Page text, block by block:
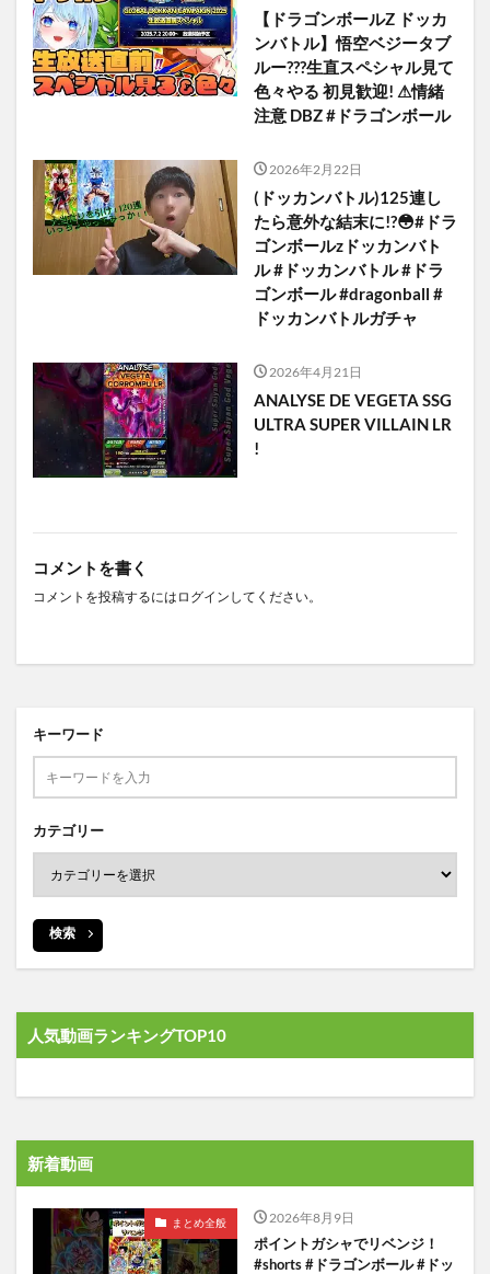
【ドラゴンボールZ ドッカ
ンバトル】悟空ベジータブ
ルー???生直スペシャル見て
色々やる 初見歓迎! ⚠情緒
注意 DBZ #ドラゴンボール
2026年2月22日
(ドッカンバトル)125連し
たら意外な結末に!?😳#ドラ
ゴンボールzドッカンバト
ル #ドッカンバトル #ドラ
ゴンボール #dragonball #
ドッカンバトルガチャ
2026年4月21日
ANALYSE DE VEGETA SSG
ULTRA SUPER VILLAIN LR
!
コメントを書く
コメントを投稿するには ログイン してください。
キーワード
カテゴリー
検索
人気動画ランキングTOP10
新着動画
まとめ全般 2026年8月9日
ポイントガシャでリベンジ！
#shorts #ドラゴンボール #ドッ